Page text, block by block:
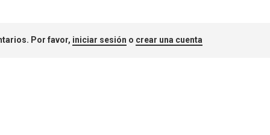
Por favor, iniciar sesión o crear una cuenta